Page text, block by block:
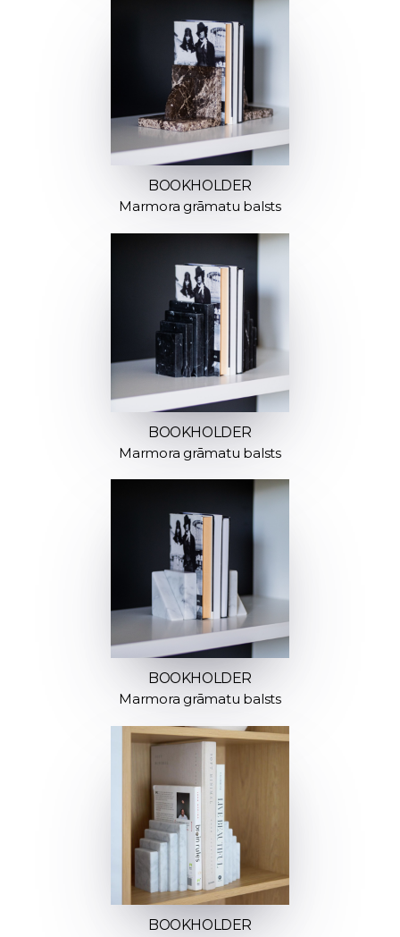
BOOKHOLDER
Marmora grāmatu balsts
BOOKHOLDER
Marmora grāmatu balsts
BOOKHOLDER
Marmora grāmatu balsts
BOOKHOLDER